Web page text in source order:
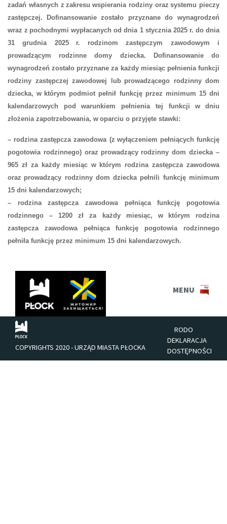
zadań własnych z zakresu wspierania rodziny oraz systemu pieczy
zastępczej.
Dofinansowanie zostało przyznane do wynagrodzeń
wraz z pochodnymi wypłacanych od dnia 1 stycznia 2025 r. do dnia
31 grudnia 2025
r. rodzinom zastępczym zawodowym i
prowadzącym rodzinne domy dziecka. Dofinansowanie do
wynagrodzeń zostało przyznane za każdy miesiąc pełnienia funkcji
rodziny zastępczej zawodowej lub prowadzącego rodzinny dom
dziecka, w którym podmiot pełnił funkcję przez minimum 15 dni
kalendarzowych pod warunkiem pełnienia tej funkcji w
dniu
złożenia zapotrzebowania, w oparciu o przyjęte stawki:
– rodzina zastępcza zawodowa (z wyłączeniem pełniących funkcję
pogotowia rodzinnego) oraz prowadzący rodzinny dom dziecka –
965 zł za każdy miesiąc w którym rodzina zastępcza zawodowa
oraz prowadzący rodzinny dom dziecka pełnili funkcję minimum
15 dni kalendarzowych;
– rodzina zastępcza zawodowa pełniąca funkcję pogotowia
rodzinnego – 1200 zł za każdy miesiąc, w
którym rodzina
zastępcza zawodowa pełniąca funkcję pogotowia rodzinnego
pełniła funkcję przez minimum 15 dni kalendarzowych.
do
PLOCK.EU
MENU
COPYRIGHTS 2020 - URZĄD MIASTA PŁOCKA
RODO
DEKLARACJA
DOSTĘPNOŚCI